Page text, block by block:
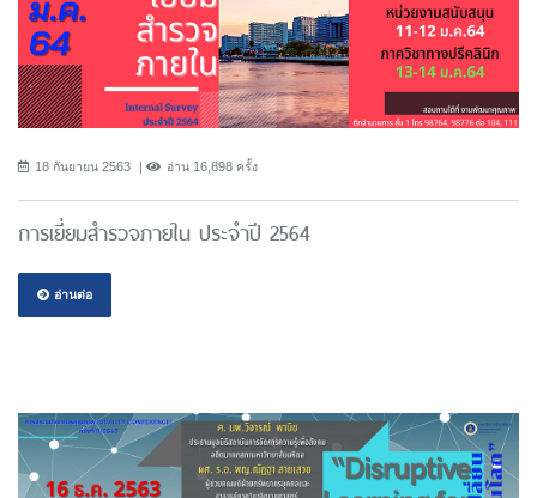
18 กันยายน 2563 อ่าน 16,898 ครั้ง
การเยี่ยมสำรวจภายใน ประจำปี 2564
อ่านต่อ